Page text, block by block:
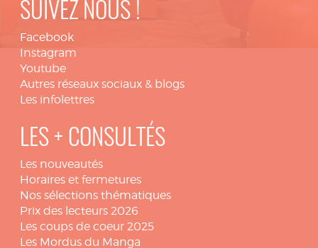
SUIVEZ NOUS !
Facebook
Instagram
Youtube
Autres réseaux sociaux & blogs
Les infolettres
LES + CONSULTÉS
Les nouveautés
Horaires et fermetures
Nos sélections thématiques
Prix des lecteurs 2026
Les coups de coeur 2025
Les Mordus du Manga